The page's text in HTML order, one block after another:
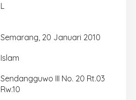
L
Semarang, 20 Januari 2010
Islam
Sendangguwo III No. 20 Rt.03
Rw.10